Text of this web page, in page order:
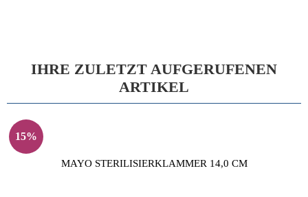
IHRE ZULETZT AUFGERUFENEN
ARTIKEL
15%
MAYO STERILISIERKLAMMER 14,0 CM